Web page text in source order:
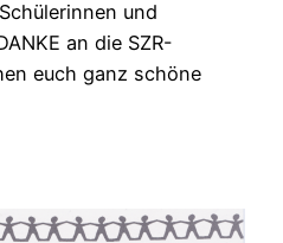
und
an die SZR-
euch ganz schöne